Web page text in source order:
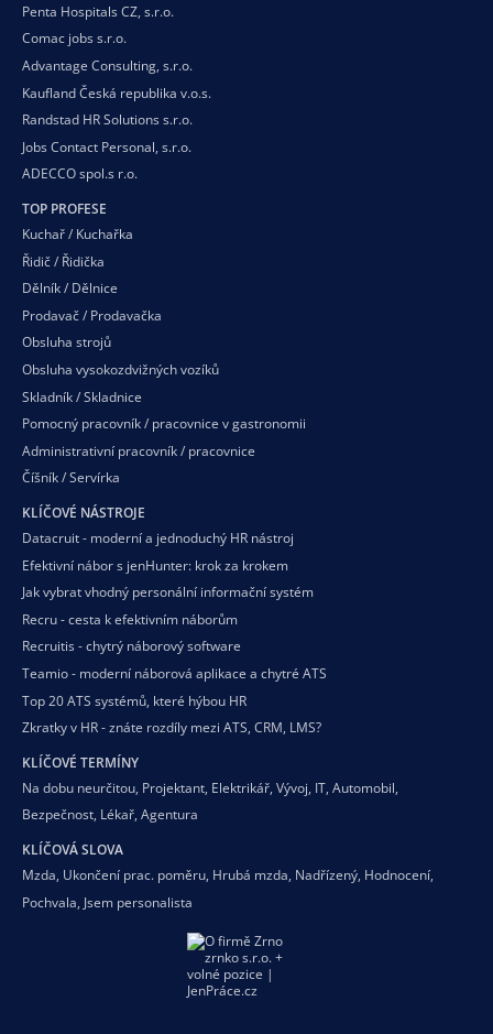
Penta Hospitals CZ, s.r.o.
Comac jobs s.r.o.
Advantage Consulting, s.r.o.
Kaufland Česká republika v.o.s.
Randstad HR Solutions s.r.o.
Jobs Contact Personal, s.r.o.
ADECCO spol.s r.o.
TOP PROFESE
Kuchař / Kuchařka
Řidič / Řidička
Dělník / Dělnice
Prodavač / Prodavačka
Obsluha strojů
Obsluha vysokozdvižných vozíků
Skladník / Skladnice
Pomocný pracovník / pracovnice v gastronomii
Administrativní pracovník / pracovnice
Číšník / Servírka
KLÍČOVÉ NÁSTROJE
Datacruit - moderní a jednoduchý HR nástroj
Efektivní nábor s jenHunter: krok za krokem
Jak vybrat vhodný personální informační systém
Recru - cesta k efektivním náborům
Recruitis - chytrý náborový software
Teamio - moderní náborová aplikace a chytré ATS
Top 20 ATS systémů, které hýbou HR
Zkratky v HR - znáte rozdíly mezi ATS, CRM, LMS?
KLÍČOVÉ TERMÍNY
Na dobu neurčitou, Projektant, Elektrikář, Vývoj, IT, Automobil,
Bezpečnost, Lékař, Agentura
KLÍČOVÁ SLOVA
Mzda, Ukončení prac. poměru, Hrubá mzda, Nadřízený, Hodnocení,
Pochvala, Jsem personalista